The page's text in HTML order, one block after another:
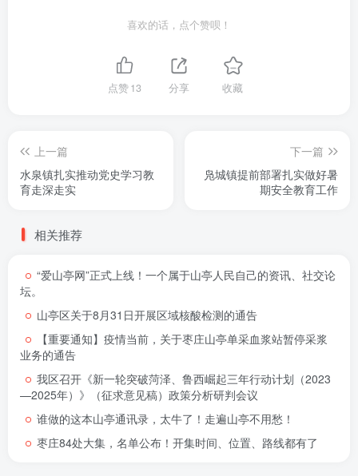
喜欢的话，点个赞呗！
点赞13 分享 收藏
上一篇
水泉镇扎实推动党史学习教
育走深走实
下一篇
凫城镇提前部署扎实做好暑
期安全教育工作
相关推荐
“爱山亭网”正式上线！一个属于山亭人民自己的资讯、社交论
坛。
山亭区关于8月31日开展区域核酸检测的通告
【重要通知】疫情当前，关于枣庄山亭单采血浆站暂停采浆
业务的通告
我区召开《新一轮突破菏泽、鲁西崛起三年行动计划（2023
—2025年）》（征求意见稿）政策分析研判会议
谁做的这本山亭通讯录，太牛了！走遍山亭不用愁！
枣庄84处大集，名单公布！开集时间、位置、路线都有了